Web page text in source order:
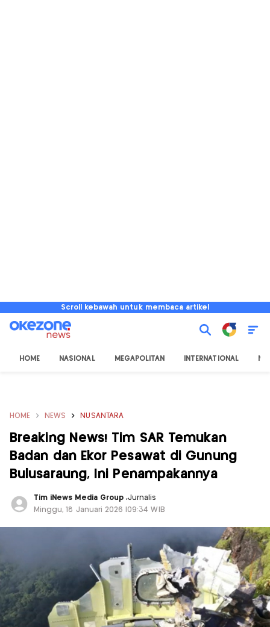
Scroll kebawah untuk membaca artikel
HOME NASIONAL MEGAPOLITAN INTERNATIONAL
HOME NEWS NUSANTARA
Breaking News! Tim SAR Temukan
Badan dan Ekor Pesawat di Gunung
Bulusaraung, Ini Penampakannya
Tim iNews Media Group,Jurnalis
Minggu, 18 Januari 2026 |09:34 WIB